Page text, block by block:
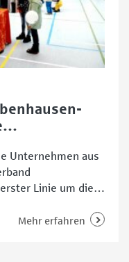
Unternehmen aus
Linie um die
erhöhen und
Mehr erfahren